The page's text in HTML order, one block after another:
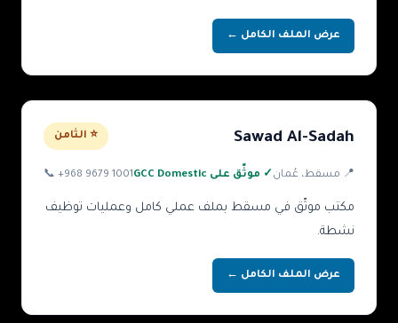
عرض الملف الكامل ←
Sawad Al-Sadah ⭐ الثامن
📍 مسقط، عُمان ✓ موثّق على GCC Domestic 📞 +968 9679 1001
مكتب موثّق في مسقط بملف عملي كامل وعمليات توظيف
نشطة.
عرض الملف الكامل ←